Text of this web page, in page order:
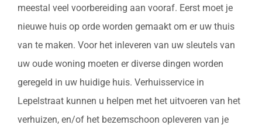
meestal veel voorbereiding aan vooraf. Eerst moet je
nieuwe huis op orde worden gemaakt om er uw thuis
van te maken. Voor het inleveren van uw sleutels van
uw oude woning moeten er diverse dingen worden
geregeld in uw huidige huis. Verhuisservice in
Lepelstraat kunnen u helpen met het uitvoeren van het
verhuizen, en/of het bezemschoon opleveren van je